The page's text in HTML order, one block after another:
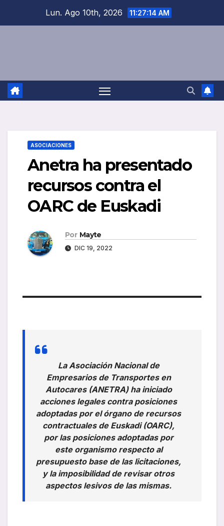
Lun. Ago 10th, 2026 11:27:14 AM
ASOCIACIONES
Anetra ha presentado
recursos contra el
OARC de Euskadi
Por Mayte
DIC 19, 2022
La Asociación Nacional de
Empresarios de Transportes en
Autocares (ANETRA) ha iniciado
acciones legales contra posiciones
adoptadas por el órgano de recursos
contractuales de Euskadi (OARC),
por las posiciones adoptadas por
este organismo respecto al
presupuesto base de las licitaciones,
y la imposibilidad de revisar otros
aspectos lesivos de las mismas.